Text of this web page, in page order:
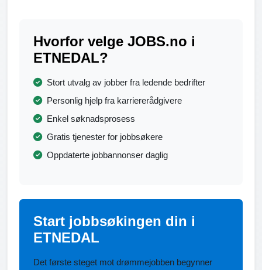
Hvorfor velge JOBS.no i
ETNEDAL?
Stort utvalg av jobber fra ledende bedrifter
Personlig hjelp fra karriererådgivere
Enkel søknadsprosess
Gratis tjenester for jobbsøkere
Oppdaterte jobbannonser daglig
Start jobbsøkingen din i
ETNEDAL
Det første steget mot drømmejobben begynner